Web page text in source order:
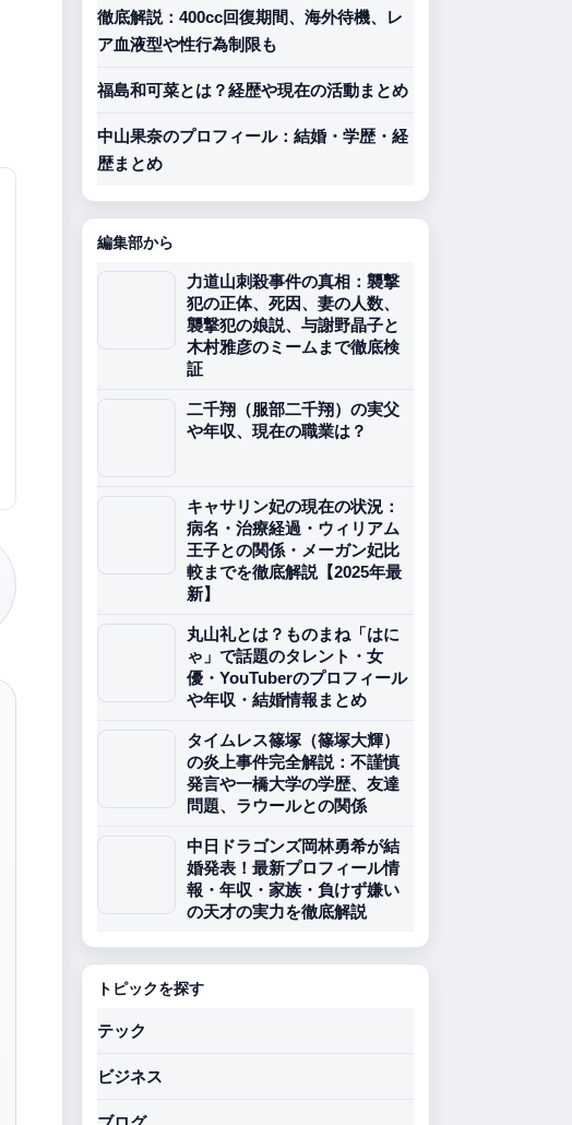
徹底解説：400cc回復期間、海外待機、レ
ア血液型や性行為制限も
福島和可菜とは？経歴や現在の活動まとめ
中山果奈のプロフィール：結婚・学歴・経
歴まとめ
編集部から
力道山刺殺事件の真相：襲撃
犯の正体、死因、妻の人数、
襲撃犯の娘説、与謝野晶子と
木村雅彦のミームまで徹底検
証
二千翔（服部二千翔）の実父
や年収、現在の職業は？
キャサリン妃の現在の状況：
病名・治療経過・ウィリアム
王子との関係・メーガン妃比
較までを徹底解説【2025年最
新】
丸山礼とは？ものまね「はに
ゃ」で話題のタレント・女
優・YouTuberのプロフィール
や年収・結婚情報まとめ
タイムレス篠塚（篠塚大輝）
の炎上事件完全解説：不謹慎
発言や一橋大学の学歴、友達
問題、ラウールとの関係
中日ドラゴンズ岡林勇希が結
婚発表！最新プロフィール情
報・年収・家族・負けず嫌い
の天才の実力を徹底解説
トピックを探す
テック
ビジネス